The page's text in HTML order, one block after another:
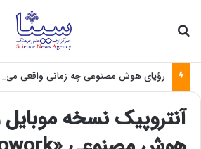
رؤیای هوش مصنوعی چه زمانی واقعی
آنتروپیک نسخه